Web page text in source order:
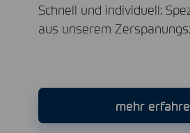
Schnell und individuell:
aus unserem
mehr